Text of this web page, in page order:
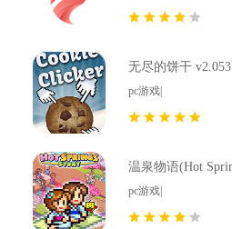
无尽的饼干 v2.053
pc游戏|
pc游戏|